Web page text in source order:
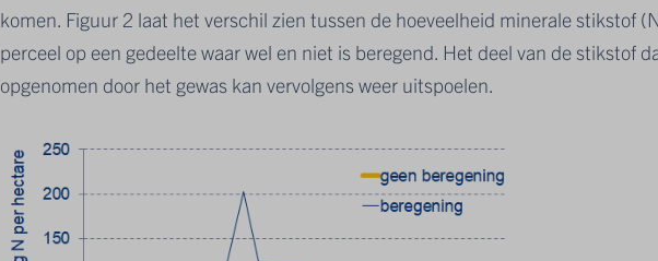
komen. Figuur 2 laat het verschil zien tussen de hoeveelheid minerale stikstof
perceel op een gedeelte waar wel en niet is beregend. Het deel van de stikstof
opgenomen door het gewas kan vervolgens weer uitspoelen.